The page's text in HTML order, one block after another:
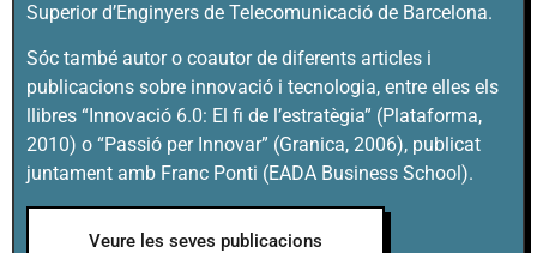
Superior d’Enginyers de Telecomunicació de Barcelona.
Sóc també autor o coautor de diferents articles i
publicacions sobre innovació i tecnologia, entre elles els
llibres “Innovació 6.0: El fi de l’estratègia” (Plataforma,
2010) o “Passió per Innovar” (Granica, 2006), publicat
juntament amb Franc Ponti (EADA Business School).
Veure les seves publicacions